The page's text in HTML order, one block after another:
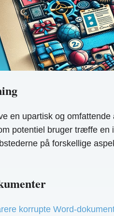
en upartisk og
potentiel bruger træffe
på forskellige
korrupte Word-